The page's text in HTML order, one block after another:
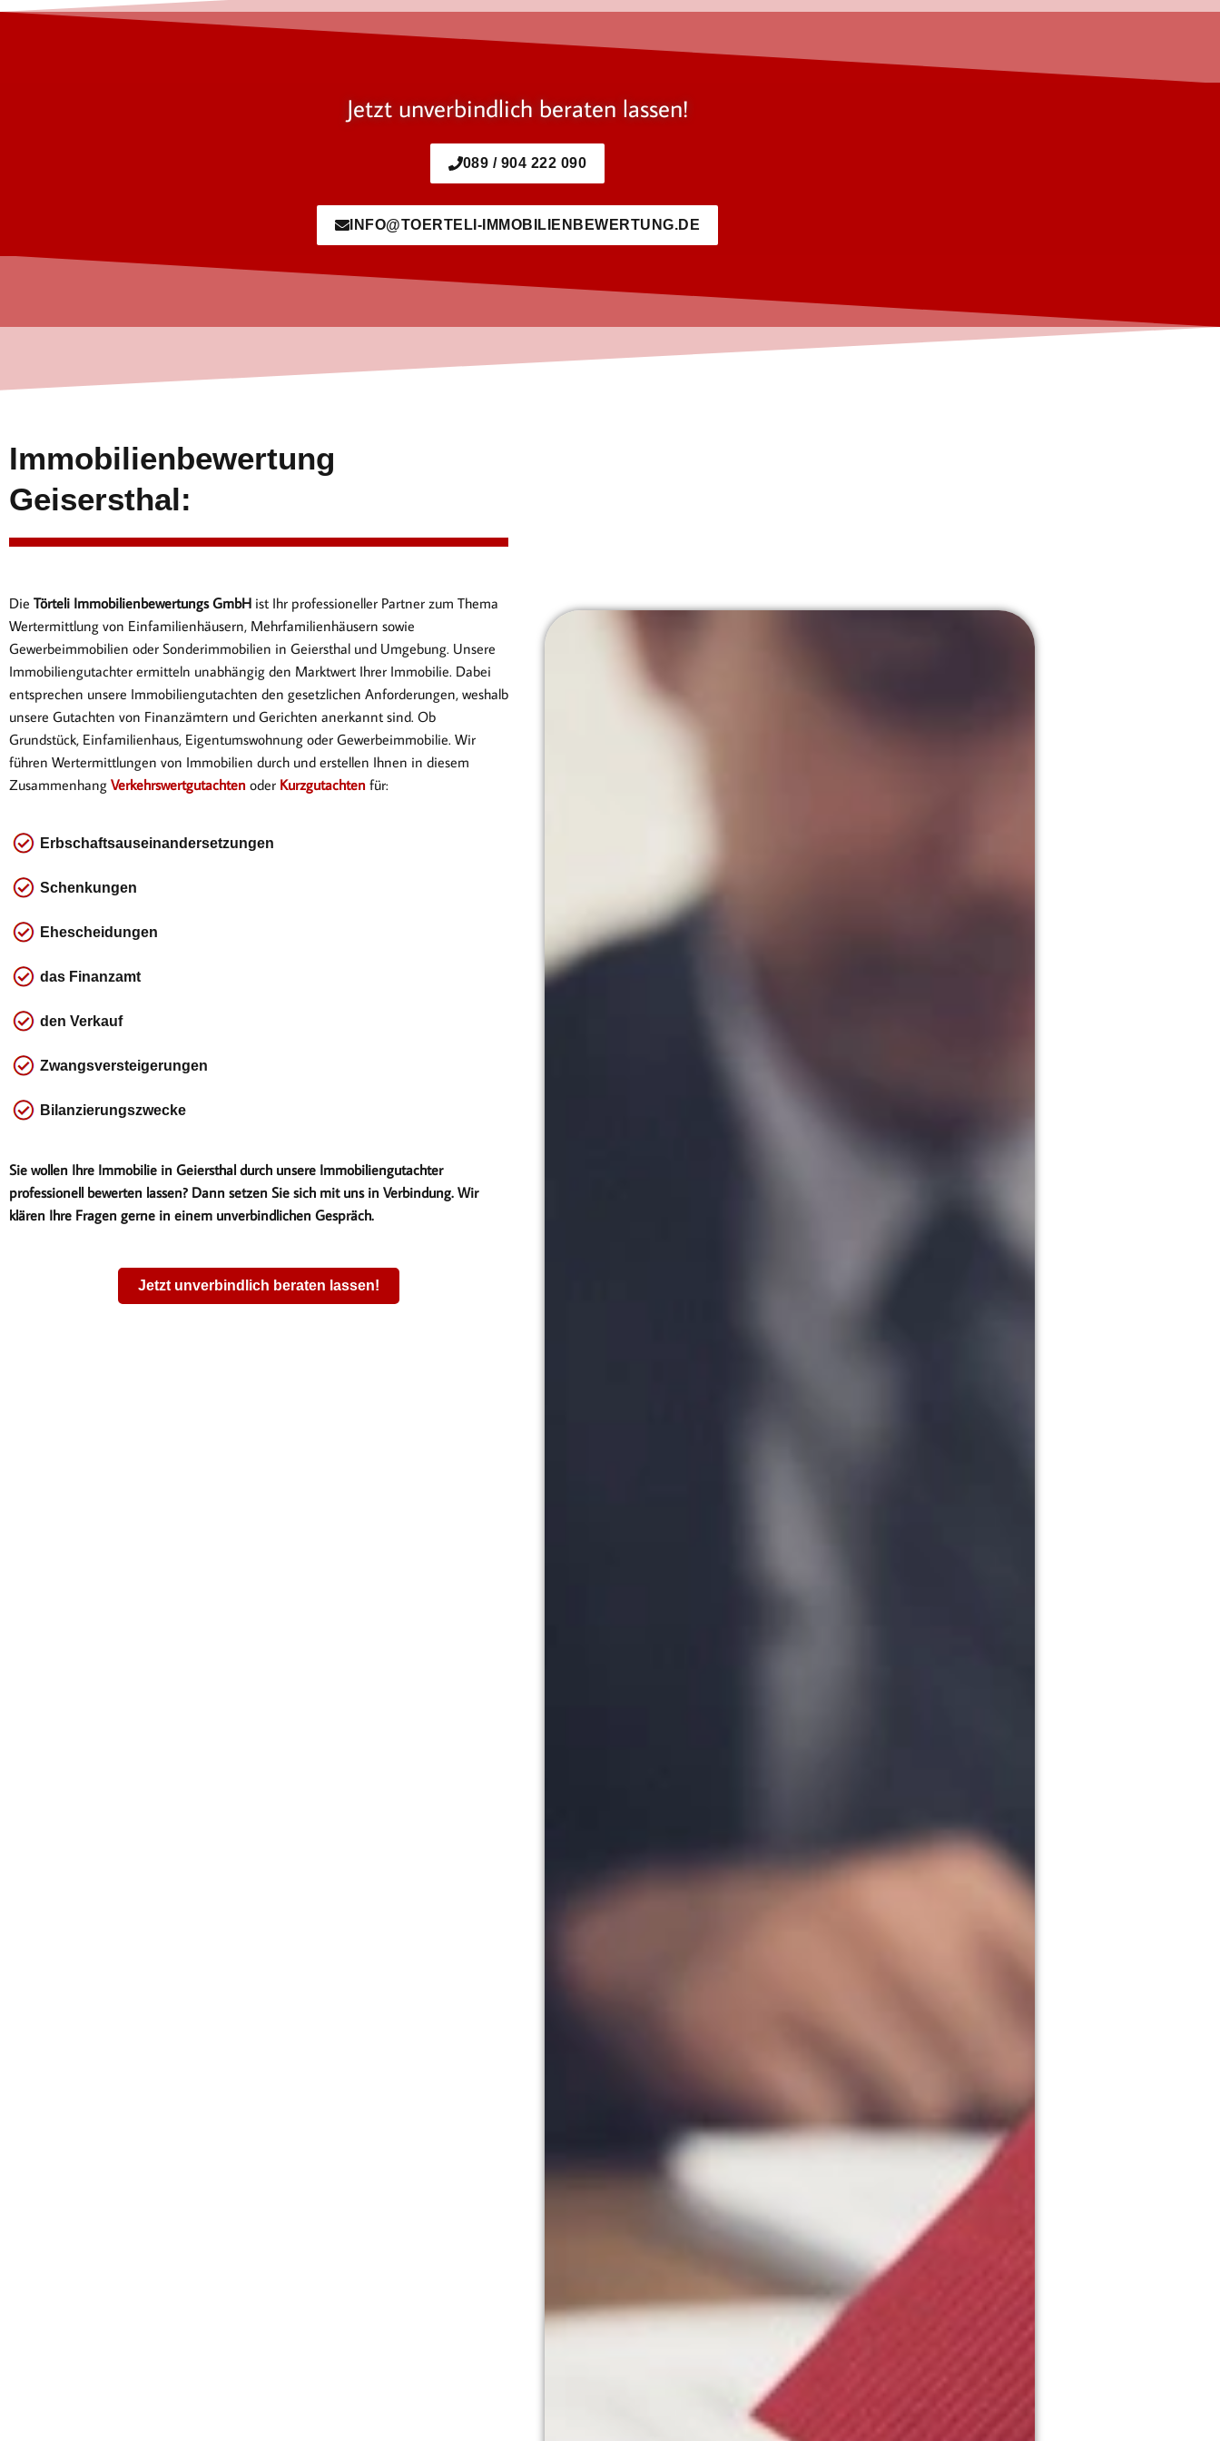
Jetzt unverbindlich beraten lassen!
089 / 904 222 090
INFO@TOERTELI-IMMOBILIENBEWERTUNG.DE
Immobilienbewertung
Geisersthal:
Die Törteli Immobilienbewertungs GmbH ist Ihr professioneller Partner zum Thema
Wertermittlung von Einfamilienhäusern, Mehrfamilienhäusern sowie
Gewerbeimmobilien oder Sonderimmobilien in Geiersthal und Umgebung. Unsere
Immobiliengutachter ermitteln unabhängig den Marktwert Ihrer Immobilie. Dabei
entsprechen unsere Immobiliengutachten den gesetzlichen Anforderungen, weshalb
unsere Gutachten von Finanzämtern und Gerichten anerkannt sind. Ob
Grundstück, Einfamilienhaus, Eigentumswohnung oder Gewerbeimmobilie. Wir
führen Wertermittlungen von Immobilien durch und erstellen Ihnen in diesem
Zusammenhang Verkehrswertgutachten oder Kurzgutachten für:
Erbschaftsauseinandersetzungen
Schenkungen
Ehescheidungen
das Finanzamt
den Verkauf
Zwangsversteigerungen
Bilanzierungszwecke
Sie wollen Ihre Immobilie in Geiersthal durch unsere Immobiliengutachter
professionell bewerten lassen? Dann setzen Sie sich mit uns in Verbindung. Wir
klären Ihre Fragen gerne in einem unverbindlichen Gespräch.
Jetzt unverbindlich beraten lassen!